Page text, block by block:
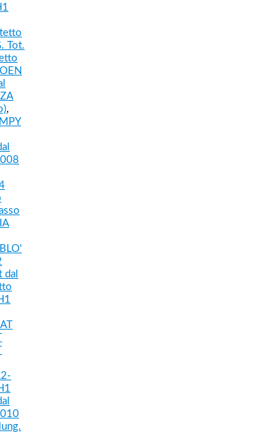
Tot.
,
dal